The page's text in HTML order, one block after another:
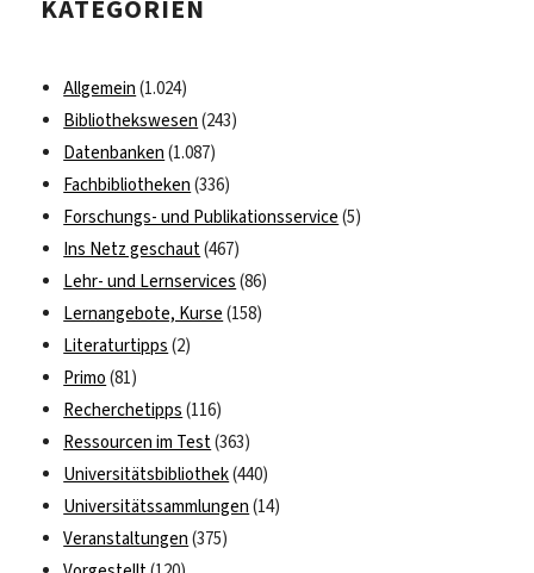
KATEGORIEN
Allgemein (1.024)
Bibliothekswesen (243)
Datenbanken (1.087)
Fachbibliotheken (336)
Forschungs- und Publikationsservice (5)
Ins Netz geschaut(467)
Lehr- und Lernservices (86)
Lernangebote, Kurse (158)
Literaturtipps (2)
Primo (81)
Recherchetipps (116)
Ressourcen im Test(363)
Universitätsbibliothek(440)
Universitätssammlungen (14)
Veranstaltungen (375)